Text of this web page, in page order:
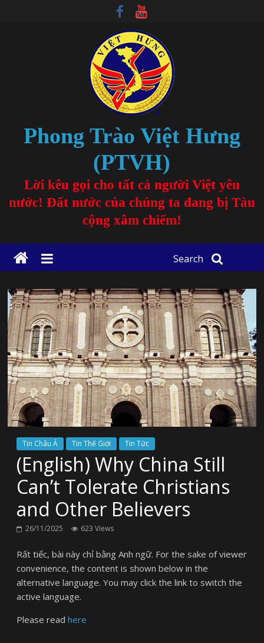
Phong Trào Việt Hưng
(PTVH)
Lời kêu gọi cho tất cả người Việt yêu
nước! Đất nước của chúng ta đang bị Tàu
cộng xâm chiếm!
Search
Tin Châu Á Tin Thế Giới Tin Tức
(English) Why China Still
Can’t Tolerate Christians
and Other Believers
26/11/2025 623 Views
Rất tiếc, bài này chỉ bằng Anh ngữ. For the sake of viewer
convenience, the content is shown below in the
alternative language. You may click the link to switch the
active language.
Please readhere